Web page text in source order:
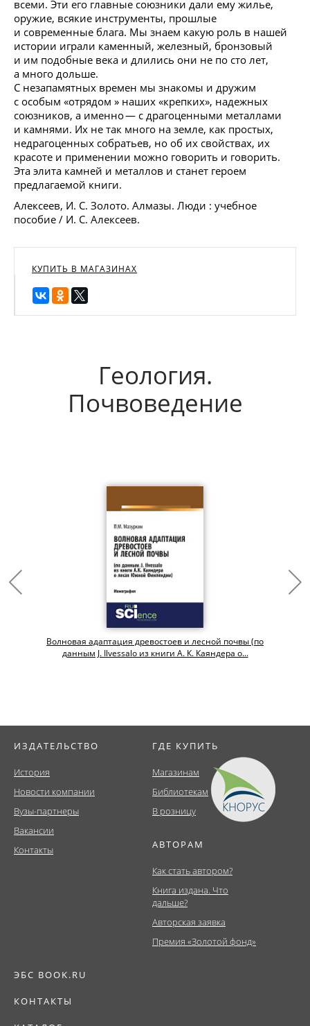
всеми. Эти его главные союзники дали ему жилье,
оружие, всякие инструменты, прошлые
и современные блага. Мы знаем какую роль в нашей
истории играли каменный, железный, бронзовый
и им подобные века и длились они не по сто лет,
а много дольше.
С незапамятных времен мы знакомы и дружим
с особым «отрядом » наших «крепких», надежных
союзников, а именно — с драгоценными металлами
и камнями. Их не так много на земле, как простых,
недрагоценных собратьев, но об их свойствах, их
красоте и применении можно говорить и говорить.
Эта элита камней и металлов и станет героем
предлагаемой книги.
Алексеев, И. С. Золото. Алмазы. Люди : учебное
пособие / И. С. Алексеев.
КУПИТЬ В МАГАЗИНАХ
Геология.
Почвоведение
Волновая адаптация древостоев и лесной почвы (по
данным J. Ilvessalo из книги А. К. Каяндера о...
ИЗДАТЕЛЬСТВО
История
Новости компании
Вузы-партнеры
Вакансии
Контакты
ГДЕ КУПИТЬ
Магазинам
Библиотекам
В розницу
АВТОРАМ
Как стать автором?
Книга издана. Что
дальше?
Авторская заявка
Премия «Золотой фонд»
ЭБС BOOK.RU
КОНТАКТЫ